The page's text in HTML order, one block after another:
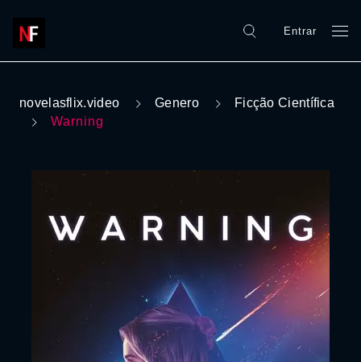
Entrar
novelasflix.video Genero
Ficção Científica
Warning